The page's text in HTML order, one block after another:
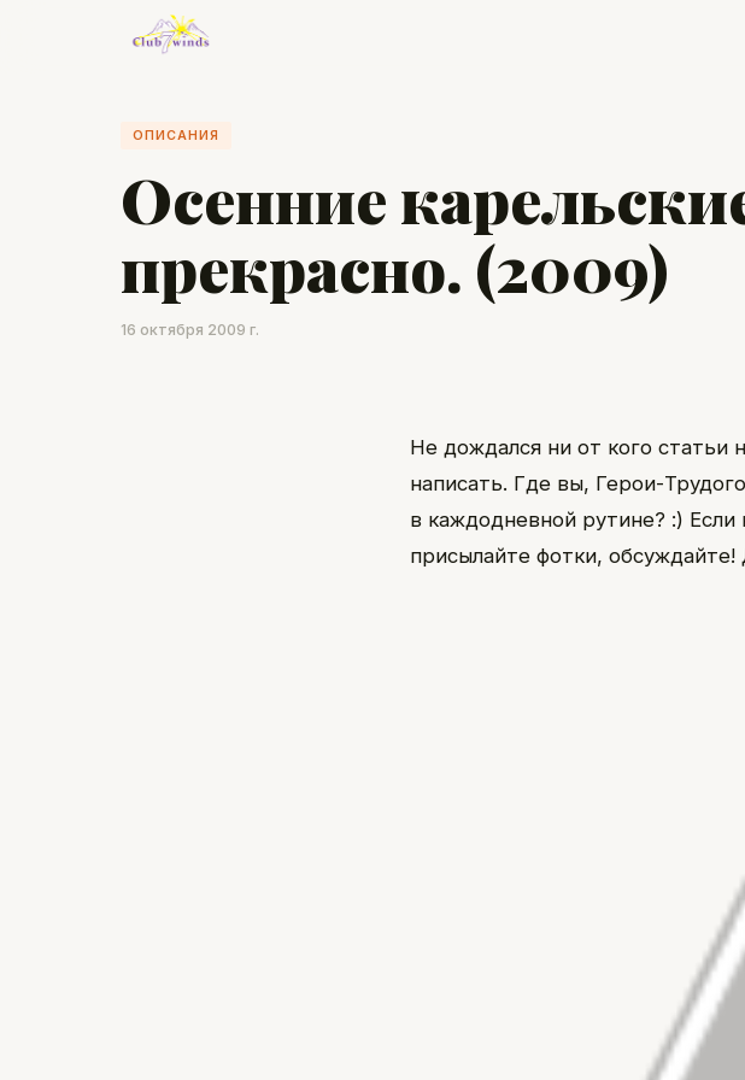
ОПИСАНИЯ
Осенние
прекрасно. (2009)
16 октября 2009 г.
Не дождался ни от кого
написать. Где вы, Герои-
в каждодневной рутине? :)
присылайте фотки,